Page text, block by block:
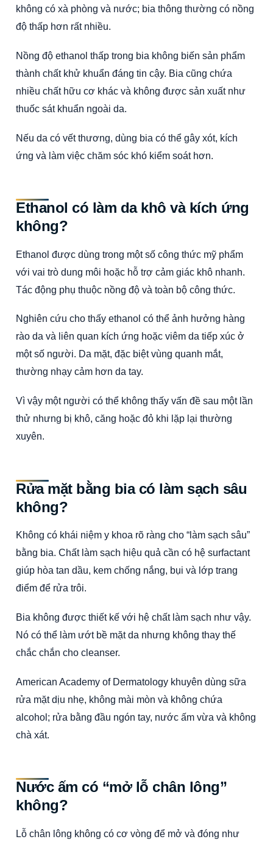
không có xà phòng và nước; bia thông thường có nồng
độ thấp hơn rất nhiều.
Nồng độ ethanol thấp trong bia không biến sản phẩm
thành chất khử khuẩn đáng tin cậy. Bia cũng chứa
nhiều chất hữu cơ khác và không được sản xuất như
thuốc sát khuẩn ngoài da.
Nếu da có vết thương, dùng bia có thể gây xót, kích
ứng và làm việc chăm sóc khó kiểm soát hơn.
Ethanol có làm da khô và kích ứng
không?
Ethanol được dùng trong một số công thức mỹ phẩm
với vai trò dung môi hoặc hỗ trợ cảm giác khô nhanh.
Tác động phụ thuộc nồng độ và toàn bộ công thức.
Nghiên cứu cho thấy ethanol có thể ảnh hưởng hàng
rào da và liên quan kích ứng hoặc viêm da tiếp xúc ở
một số người. Da mặt, đặc biệt vùng quanh mắt,
thường nhạy cảm hơn da tay.
Vì vậy một người có thể không thấy vấn đề sau một lần
thử nhưng bị khô, căng hoặc đỏ khi lặp lại thường
xuyên.
Rửa mặt bằng bia có làm sạch sâu
không?
Không có khái niệm y khoa rõ ràng cho “làm sạch sâu”
bằng bia. Chất làm sạch hiệu quả cần có hệ surfactant
giúp hòa tan dầu, kem chống nắng, bụi và lớp trang
điểm để rửa trôi.
Bia không được thiết kế với hệ chất làm sạch như vậy.
Nó có thể làm ướt bề mặt da nhưng không thay thế
chắc chắn cho cleanser.
American Academy of Dermatology khuyên dùng sữa
rửa mặt dịu nhẹ, không mài mòn và không chứa
alcohol; rửa bằng đầu ngón tay, nước ấm vừa và không
chà xát.
Nước ấm có “mở lỗ chân lông”
không?
Lỗ chân lông không có cơ vòng để mở và đóng như